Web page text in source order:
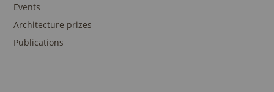
Events
Architecture prizes
Publications